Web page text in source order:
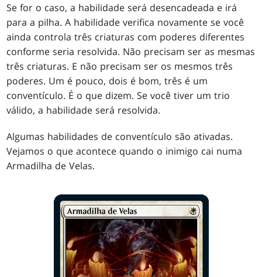
Se for o caso, a habilidade será desencadeada e irá
para a pilha. A habilidade verifica novamente se você
ainda controla três criaturas com poderes diferentes
conforme seria resolvida. Não precisam ser as mesmas
três criaturas. E não precisam ser os mesmos três
poderes. Um é pouco, dois é bom, três é um
conventículo. É o que dizem. Se você tiver um trio
válido, a habilidade será resolvida.
Algumas habilidades de conventículo são ativadas.
Vejamos o que acontece quando o inimigo cai numa
Armadilha de Velas.